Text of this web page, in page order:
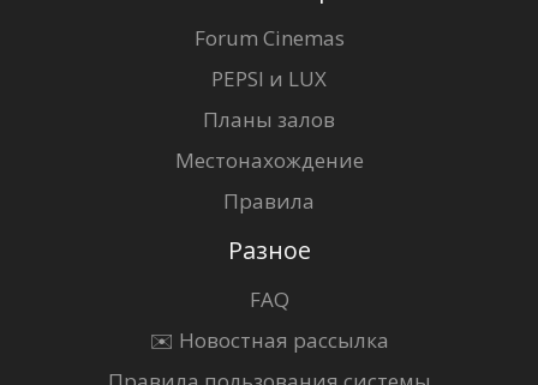
Forum Cinemas
PEPSI и LUX
Планы залов
Местонахождение
Правила
Разное
FAQ
✉️ Новостная рассылка